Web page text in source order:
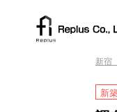
新宿
新